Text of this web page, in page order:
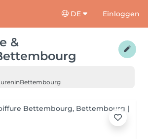
DE Einloggen
&
inBettembourg